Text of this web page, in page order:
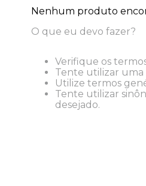
Nenhum produto
O que eu devo fazer?
Verifique os
Tente utilizar uma
Utilize termos
Tente utilizar
desejado.